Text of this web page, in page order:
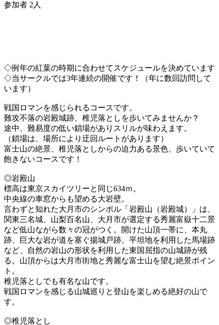
参加者 2 人
◇例年の紅葉の時期に合わせてスケジュールを決めています
◇当サークルでは3年連続の開催です！（年に数回訪問して
います）
戦国ロマンを感じられるコースです。
難攻不落の岩殿城跡、稚児落としを歩いてみませんか？
途中、難易度の低い鎖場がありスリルが味わえます。
（鎖場は、場所により迂回ルートがあります）
富士山の絶景、稚児落としからの迫力ある景色、歩いていて
飽きないコースです！
◎岩殿山
標高は東京スカイツリーと同じ634ｍ。
中央線の車窓からも望める大岩壁。
言わずと知れた大月市のシンボル「岩殿山（岩殿城）」は、
関東三名城、山梨百名山、大月市が選定する秀麗富嶽十二景
など低山ながら数々の冠がつく。開けた山頂一帯に、本丸
跡、巨大な岩が道を塞ぐ揚城戸跡、平坦地を利用した馬場跡
など、自然の岩山の形状を利用した東国屈指の山城跡が残
る。山頂からは大月市街地と秀麗な富士山を望む絶景ポイン
ト。
稚児落としでも有名な山です。
戦国ロマンを感じる山城巡りと登山を楽しめる絶好の山で
す。
◎稚児落とし